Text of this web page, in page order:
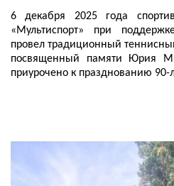
6 декабря 2025 года
«Мультиспорт» при
провел традиционный
посвященный памяти Юрия
приурочено к празднованию